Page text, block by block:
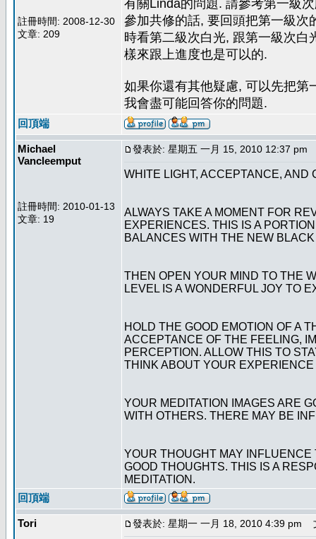
註冊時間: 2008-12-30
文章: 209
有關Linda的問題. 請參考第一級
參加共修的話, 要回頭把第一級次
時看第二級次白光, 跟第一級次
樣來跟上進度也是可以的.
如果你還有其他疑慮, 可以先把第
我會盡可能回答你的問題.
回頂端
Michael
Vancleemput
註冊時間: 2010-01-13
文章: 19
發表於: 星期五 一月 15, 2010 12:37 pm
WHITE LIGHT, ACCEPTANCE, AND
ALWAYS TAKE A MOMENT FOR
EXPERIENCES. THIS IS A
BALANCES WITH THE NEW
THEN OPEN YOUR MIND TO THE
LEVEL IS A WONDERFUL JOY TO
HOLD THE GOOD EMOTION OF A
ACCEPTANCE OF THE FEELING,
PERCEPTION. ALLOW THIS TO
THINK ABOUT YOUR
YOUR MEDITATION IMAGES ARE
WITH OTHERS. THERE MAY BE
YOUR THOUGHT MAY
GOOD THOUGHTS. THIS IS A
MEDITATION.
回頂端
Tori 發表於: 星期一 一月 18, 2010 4:39 pm